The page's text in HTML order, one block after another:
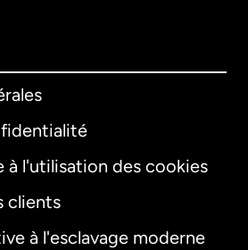
à l'utilisation des cookies
clients
à l'esclavage moderne